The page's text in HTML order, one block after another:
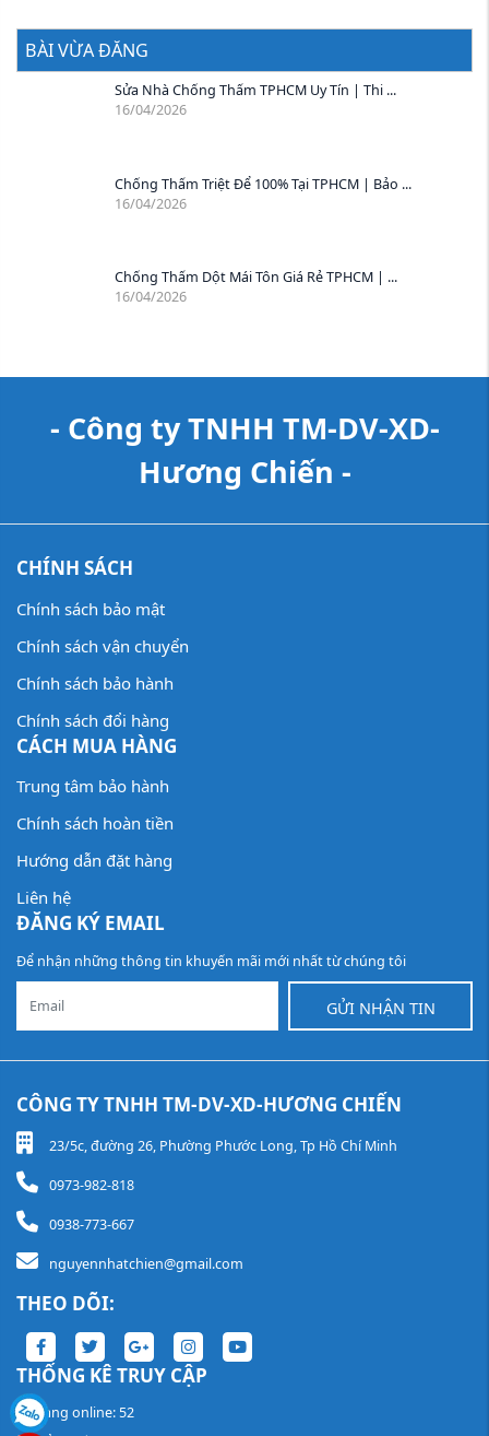
BÀI VỪA ĐĂNG
Sửa Nhà Chống Thấm TPHCM Uy Tín | Thi ...
16/04/2026
Chống Thấm Triệt Để 100% Tại TPHCM | Bảo ...
16/04/2026
Chống Thấm Dột Mái Tôn Giá Rẻ TPHCM | ...
16/04/2026
- Công ty TNHH TM-DV-XD-
Hương Chiến -
CHÍNH SÁCH
Chính sách bảo mật
Chính sách vận chuyển
Chính sách bảo hành
Chính sách đổi hàng
CÁCH MUA HÀNG
Trung tâm bảo hành
Chính sách hoàn tiền
Hướng dẫn đặt hàng
Liên hệ
ĐĂNG KÝ EMAIL
Để nhận những thông tin khuyến mãi mới nhất từ chúng tôi
GỬI NHẬN TIN
CÔNG TY TNHH TM-DV-XD-HƯƠNG CHIẾN
23/5c, đường 26, Phường Phước Long, Tp Hồ Chí Minh
0973-982-818
0938-773-667
nguyennhatchien@gmail.com
THEO DÕI:
THỐNG KÊ TRUY CẬP
Đang online: 52